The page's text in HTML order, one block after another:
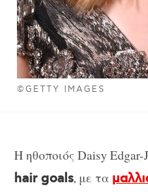
©GETTY IMAGES
Η ηθοποιός Daisy Edgar-
hair goals, με τα